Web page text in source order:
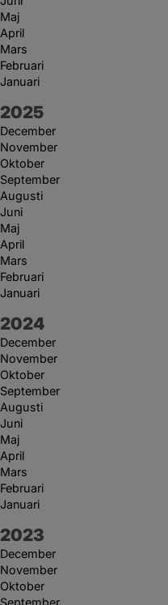
Maj
April
Mars
Februari
Januari
År:
2025
December
November
Oktober
September
Augusti
Juni
Maj
April
Mars
Februari
Januari
År:
2024
December
November
Oktober
September
Augusti
Juni
Maj
April
Mars
Februari
Januari
År:
2023
December
November
Oktober
September